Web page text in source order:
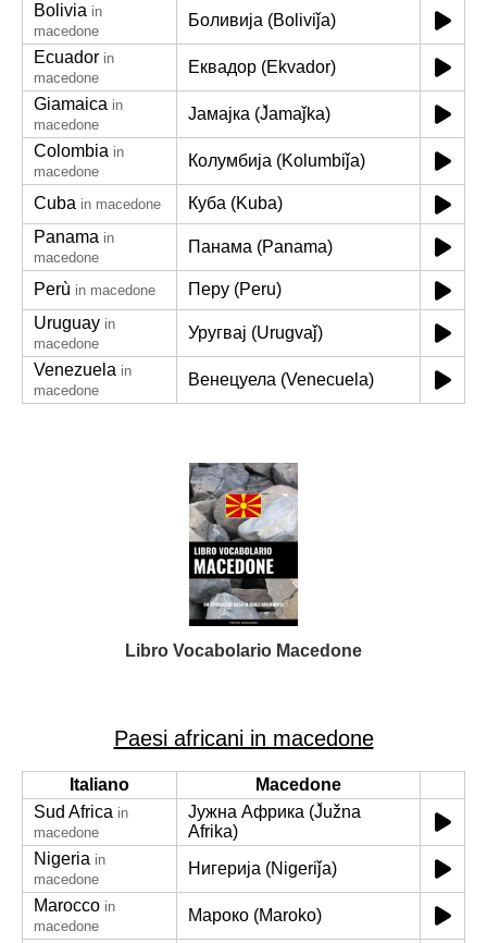
Bolivia in
macedone
Боливија (Boliviǰa)
Ecuador in
macedone
Еквадор (Ekvador)
Giamaica in
macedone
Јамајка (J̌amaǰka)
Colombia in
macedone
Колумбија (Kolumbiǰa)
Cuba in macedone
Куба (Kuba)
Panama in
macedone
Панама (Panama)
Perù in macedone
Перу (Peru)
Uruguay in
macedone
Уругвај (Urugvaǰ)
Venezuela in
macedone
Венецуела (Venecuela)
Libro Vocabolario Macedone
Paesi africani in macedone
Italiano
Macedone
Sud Africa in
macedone
Јужна Африка (J̌užna
Afrika)
Nigeria in
macedone
Нигерија (Nigeriǰa)
Marocco in
macedone
Мароко (Maroko)